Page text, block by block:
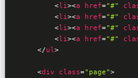
<li><a href="#"
<li><a href="#"
<li><a href="#"
<li><a href="#"
</ul>
<div class="page">